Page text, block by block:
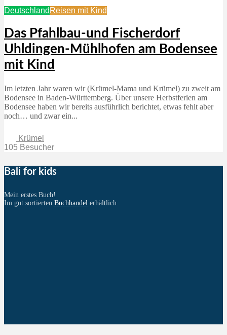
Deutschland Reisen mit Kind
Das Pfahlbau-und Fischerdorf
Uhldingen-Mühlhofen am Bodensee
mit Kind
Im letzten Jahr waren wir (Krümel-Mama und Krümel) zu zweit am
Bodensee in Baden-Württemberg. Über unsere Herbstferien am
Bodensee haben wir bereits ausführlich berichtet, etwas fehlt aber
noch… und zwar ein...
Krümel
105 Besucher
Bali for kids
Mein erstes Buch!
Im gut sortierten Buchhandel erhältlich.